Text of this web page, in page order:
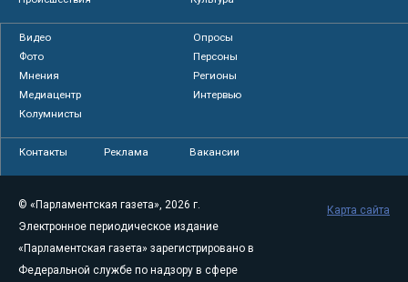
Видео
Опросы
Фото
Персоны
Мнения
Регионы
Медиацентр
Интервью
Колумнисты
Контакты Реклама Вакансии
© «Парламентская газета», 2026 г.
Электронное периодическое издание
«Парламентская газета» зарегистрировано в
Федеральной службе по надзору в сфере
Карта сайта